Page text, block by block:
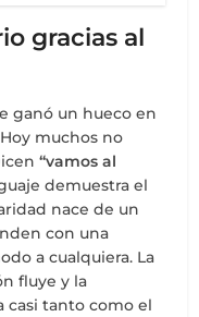
gracias al
ganó un hueco en
muchos no
“vamos al
demuestra el
nace de un
con una
a cualquiera. La
fluye y la
casi tanto como el